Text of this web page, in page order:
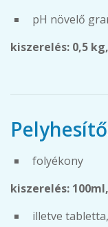
pH növelő
kiszerelés: 0,5
folyékony
kiszerelés:
illetve